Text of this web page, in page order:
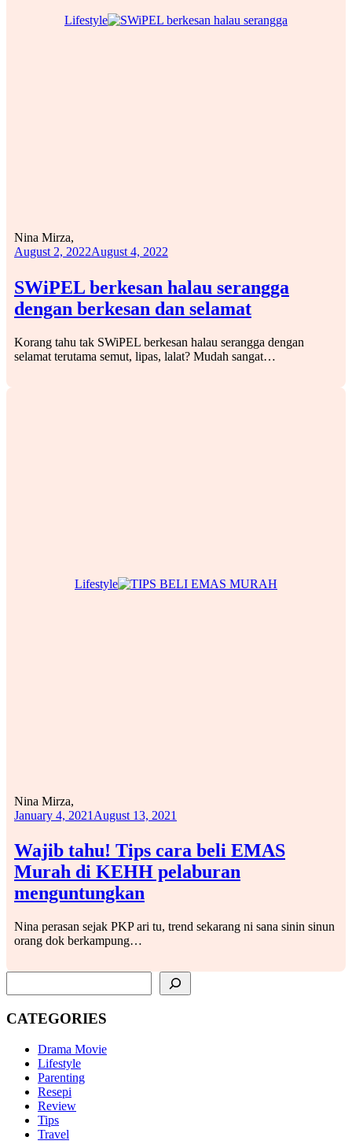
Lifestyle
SWiPEL berkesan halau serangga
dengan berkesan dan selamat
Nina Mirza,
August 2, 2022August 4, 2022
Korang tahu tak SWiPEL berkesan halau serangga dengan
selamat terutama semut, lipas, lalat? Mudah sangat…
Lifestyle
Wajib tahu! Tips cara beli EMAS
Murah di KEHH pelaburan
menguntungkan
Nina Mirza,
January 4, 2021 August 13, 2021
Nina perasan sejak PKP ari tu, trend sekarang ni sana sinin sinun
orang dok berkampung…
CATEGORIES
Drama Movie
Lifestyle
Parenting
Resepi
Review
Tips
Travel